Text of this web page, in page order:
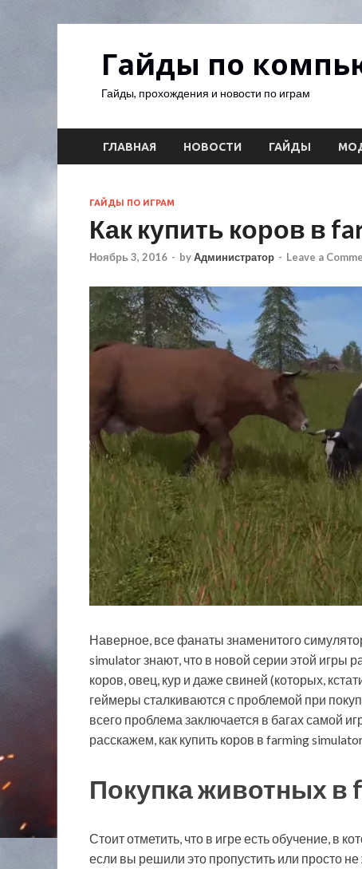
Гайды по
Гайды, прохождения и новости по играм
ГЛАВНАЯ НОВОСТИ ГАЙДЫ
ГАЙДЫ ПО ИГРАМ
Как купить коров в
Ноябрь 3, 2016 - byАдминистратор - Leave a
Наверное, все фанаты знаменитого
simulator знают, что в новой серии этой игры
коров, овец, кур и даже свиней (которых,
геймеры сталкиваются с проблемой при
всего проблема заключается в багах самой
расскажем, как купить коров в farming
Покупка животных в
Стоит отметить, что в игре есть обучение, в
если вы решили это пропустить или просто